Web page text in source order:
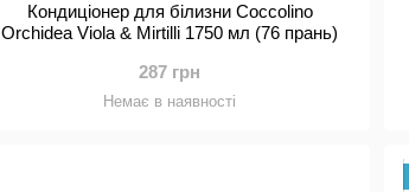
Кондиціонер для білизни Coccolino
Orchidea Viola & Mirtilli 1750 мл (76 прань)
287 грн
Немає в наявності